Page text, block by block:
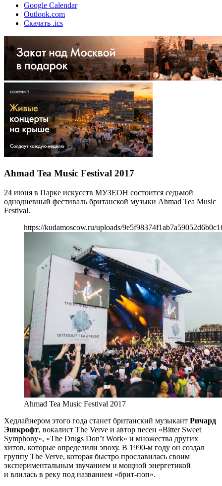
Google Calendar
Outlook.com
Скачать .ics
Ahmad Tea Music Festival 2017
24 июня в Парке искусств МУЗЕОН состоится седьмой
однодневный фестиваль британской музыки Ahmad Tea Music
Festival.
https://kudamoscow.ru/uploads/
Ahmad Tea Music Festival 2017
Хедлайнером этого года станет британский музыкант Ричард
Эшкрофт, вокалист The Verve и автор песен «Bitter Sweet
Symphony», «The Drugs Don’t Work» и множества других
хитов, которые определили эпоху. В 1990-м году он создал
группу The Verve, которая быстро прославилась своим
экспериментальным звучанием и мощной энергетикой
и влилась в реку под названием «брит-поп».